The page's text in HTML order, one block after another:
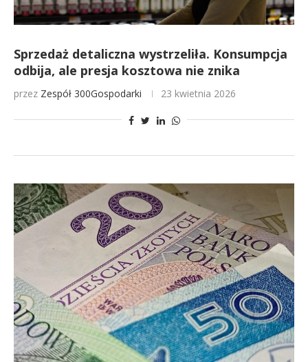
Sprzedaż detaliczna wystrzeliła. Konsumpcja
odbija, ale presja kosztowa nie znika
przez Zespół 300Gospodarki 23 kwietnia 2026